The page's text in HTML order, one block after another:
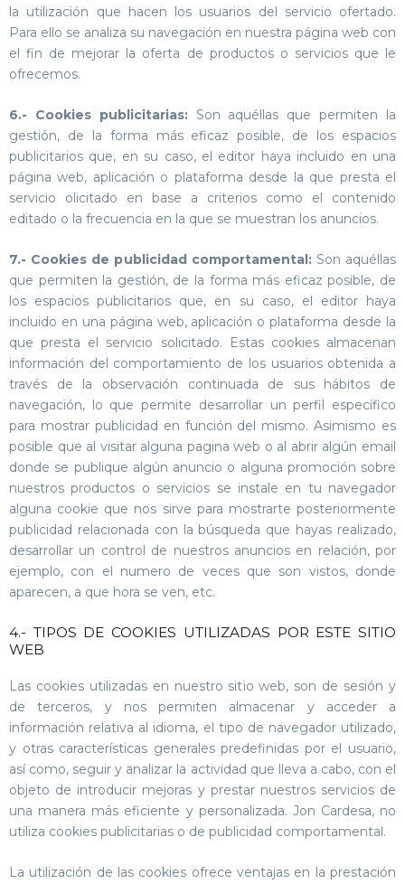
la utilización que hacen los usuarios del servicio ofertado.
Para ello se analiza su navegación en nuestra página web con
el fin de mejorar la oferta de productos o servicios que le
ofrecemos.
6.- Cookies publicitarias:Son aquéllas que permiten la
gestión, de la forma más eficaz posible, de los espacios
publicitarios que, en su caso, el editor haya incluido en una
página web, aplicación o plataforma desde la que presta el
servicio olicitado en base a criterios como el contenido
editado o la frecuencia en la que se muestran los anuncios.
7.- Cookies de publicidad comportamental: Son aquéllas
que permiten la gestión, de la forma más eficaz posible, de
los espacios publicitarios que, en su caso, el editor haya
incluido en una página web, aplicación o plataforma desde la
que presta el servicio solicitado. Estas cookies almacenan
información del comportamiento de los usuarios obtenida a
través de la observación continuada de sus hábitos de
navegación, lo que permite desarrollar un perfil específico
para mostrar publicidad en función del mismo. Asimismo es
posible que al visitar alguna pagina web o al abrir algún email
donde se publique algún anuncio o alguna promoción sobre
nuestros productos o servicios se instale en tu navegador
alguna cookie que nos sirve para mostrarte posteriormente
publicidad relacionada con la búsqueda que hayas realizado,
desarrollar un control de nuestros anuncios en relación, por
ejemplo, con el numero de veces que son vistos, donde
aparecen, a que hora se ven, etc.
4.- TIPOS DE COOKIES UTILIZADAS POR ESTE SITIO
WEB
Las cookies utilizadas en nuestro sitio web, son de sesión y
de terceros, y nos permiten almacenar y acceder a
información relativa al idioma, el tipo de navegador utilizado,
y otras características generales predefinidas por el usuario,
así como, seguir y analizar la actividad que lleva a cabo, con el
objeto de introducir mejoras y prestar nuestros servicios de
una manera más eficiente y personalizada. Jon Cardesa, no
utiliza cookies publicitarias o de publicidad comportamental.
La utilización de las cookies ofrece ventajas en la prestación